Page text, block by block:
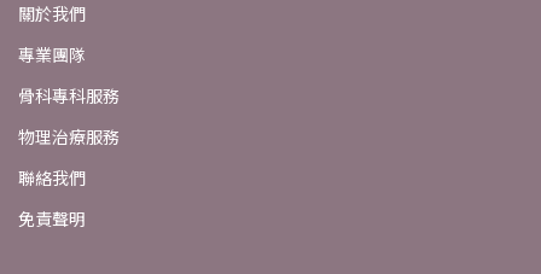
關於我們
專業團隊
骨科專科服務
物理治療服務
聯絡我們
免責聲明